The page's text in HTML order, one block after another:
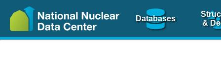
Databases
&